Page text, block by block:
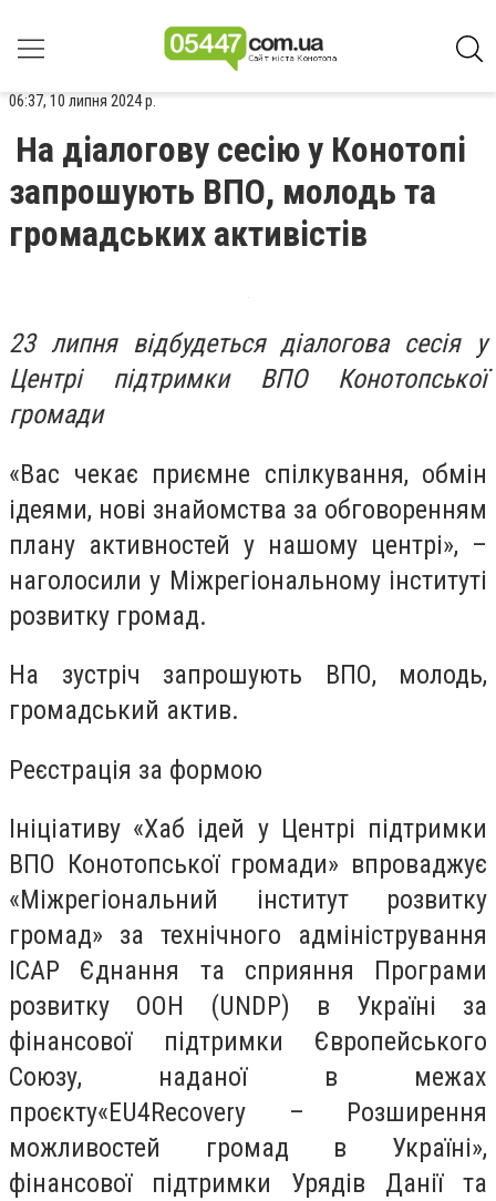
06:37, 10 липня 2024 р.
На діалогову сесію у Конотопі
запрошують ВПО, молодь та
громадських активістів
23 липня відбудеться діалогова сесія у
Центрі підтримки ВПО Конотопської
громади
«Вас чекає приємне спілкування, обмін
ідеями, нові знайомства за обговоренням
плану активностей у нашому центрі», –
наголосили у Міжрегіональному інституті
розвитку громад.
На зустріч запрошують ВПО, молодь,
громадський актив.
Реєстрація за формою
Ініціативу «Хаб ідей у Центрі підтримки
ВПО Конотопської громади» впроваджує
«Міжрегіональний інститут розвитку
громад» за технічного адміністрування
ІСАР Єднання та сприяння Програми
розвитку ООН (UNDP) в Україні за
фінансової підтримки Європейського
Союзу, наданої в межах
проєкту«EU4Recovery – Розширення
можливостей громад в Україні»,
фінансової підтримки Урядів Данії та